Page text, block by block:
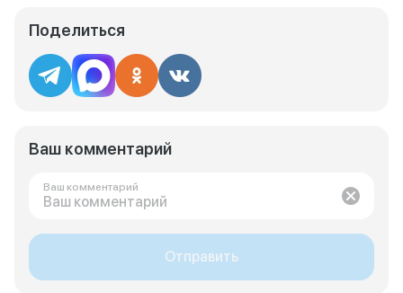
Поделиться
Ваш комментарий
Ваш комментарий
Отправить